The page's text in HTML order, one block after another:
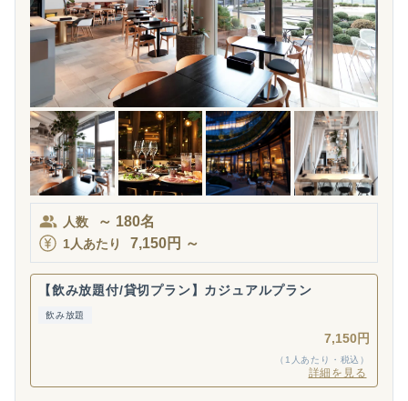
人数 ～ 180名
1人あたり 7,150円 ～
【飲み放題付/貸切プラン】カジュアルプラン
飲み放題
7,150円
（1人あたり・税込）
詳細を見る